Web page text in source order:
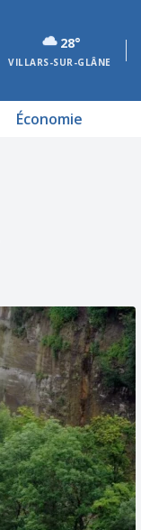
28°
VILLARS-SUR-GLÂNE
Économie